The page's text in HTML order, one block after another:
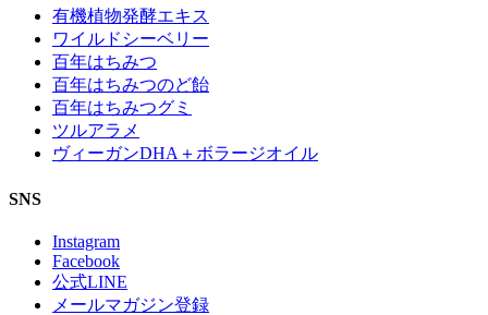
有機植物発酵エキス
ワイルドシーベリー
百年はちみつ
百年はちみつのど飴
百年はちみつグミ
ツルアラメ
ヴィーガンDHA＋ボラージオイル
SNS
Instagram
Facebook
公式LINE
メールマガジン登録